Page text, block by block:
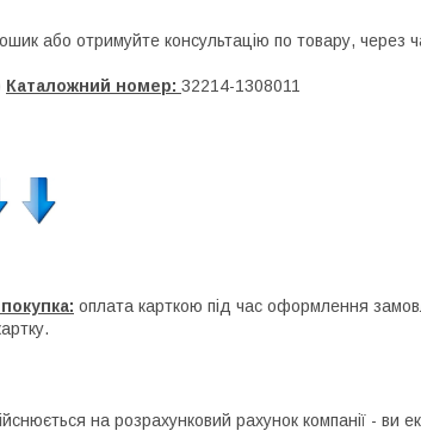
або отримуйте консультацію по товару, через
Каталожний номер: 32214-1308011
оплата карткою під час оформлення
на розрахунковий рахунок компанії - ви